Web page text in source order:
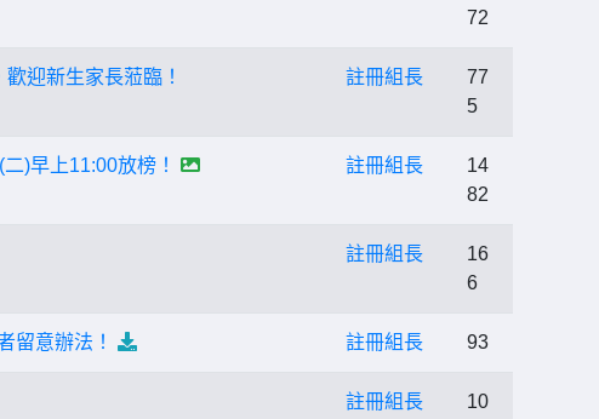
72
迎新生家長蒞臨！ 註冊組長
77
5
)早上11:00放榜！ 註冊組長
14
82
註冊組長
16
6
留意辦法！ 註冊組長 93
註冊組長
10